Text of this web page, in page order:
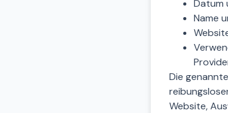
Datum
Name
Die
Website,